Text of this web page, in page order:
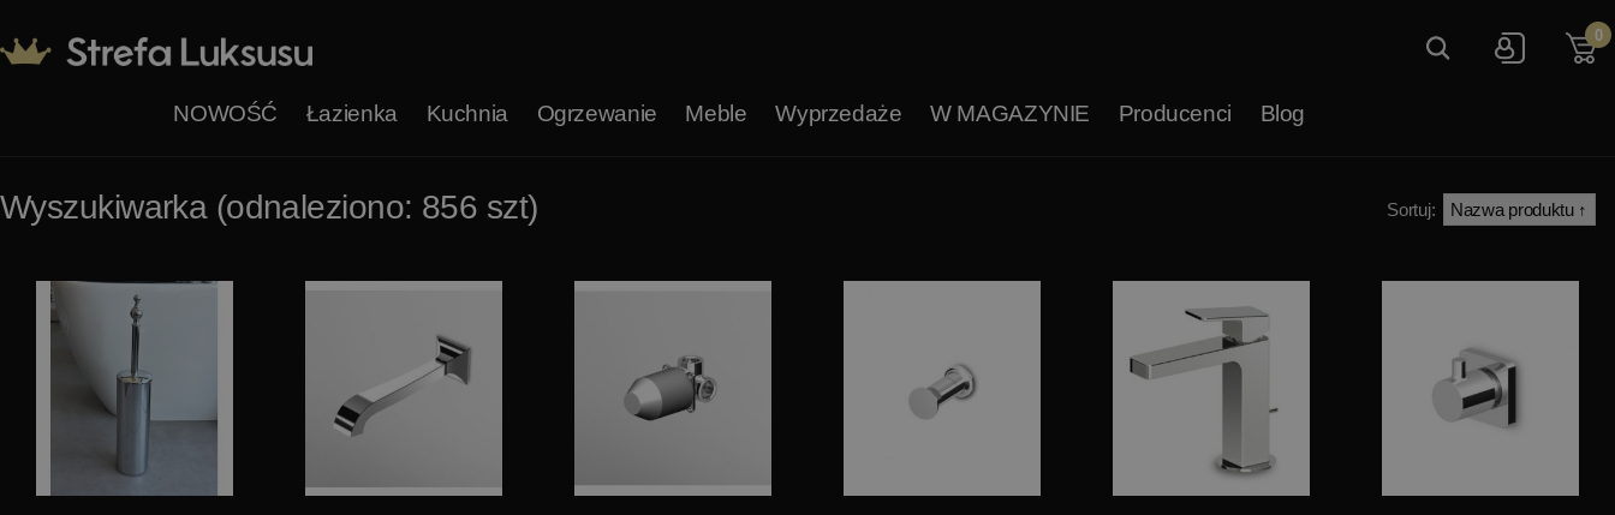
0
NOWOŚĆ Łazienka Kuchnia Ogrzewanie Meble Wyprzedaże W MAGAZYNIE Producenci Blog
Wyszukiwarka (odnaleziono: 856 szt) Sortuj: